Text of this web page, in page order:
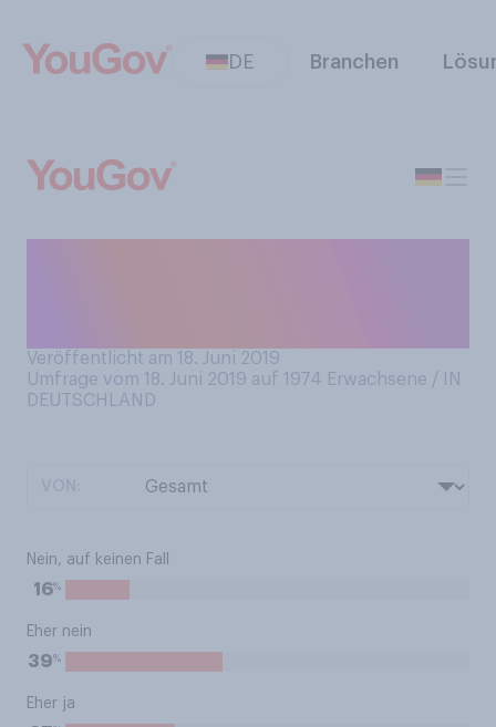
DE Branchen
Veröffentlicht am 18. Juni 2019
Umfrage vom 18. Juni 2019 auf 1974 Erwachsene / IN
DEUTSCHLAND
Nein, auf keinen Fall
16%
Eher nein
39%
Eher ja